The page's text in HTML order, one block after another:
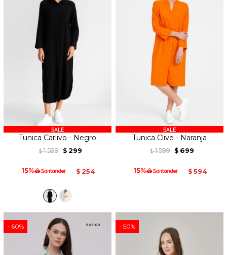
Tunica Carlivo - Negro
$ 1.599 $ 299
$ 254
Tunica Clive - Naranja
$ 1.599 $ 699
$ 594
60 50